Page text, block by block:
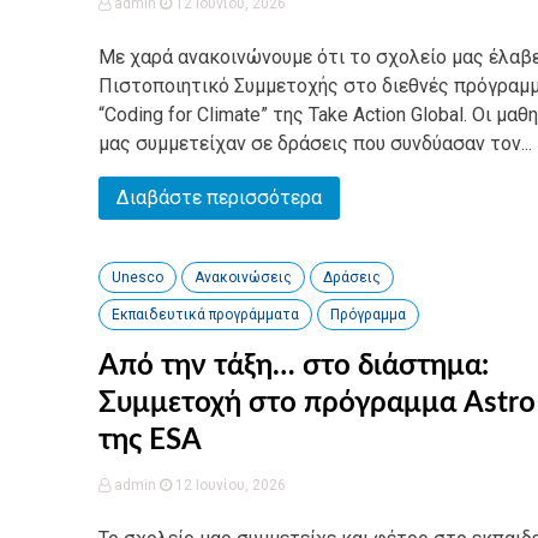
admin 12 Ιουνίου, 2026
Με χαρά ανακοινώνουμε ότι το σχολείο μας
Πιστοποιητικό Συμμετοχής στο διεθνές
“Coding for Climate” της Take Action Global. Οι
μας συμμετείχαν σε δράσεις που συνδύασαν τον...
Διαβάστε περισσότερα
Unesco Ανακοινώσεις Δράσεις
Εκπαιδευτικά προγράμματα Πρόγραμμα
Από την τάξη… στο διάστημα:
Συμμετοχή στο πρόγραμμα
της ESA
admin 12 Ιουνίου, 2026